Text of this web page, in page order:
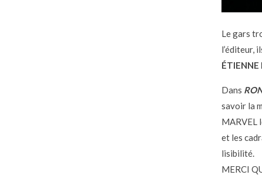
Le gars
l’éditeur,
ÉTIENNE
Dans
savoir la
MARVEL
et les
lisibilité.
MERCI